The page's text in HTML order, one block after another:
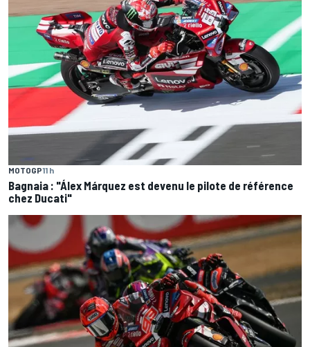
MOTOGP11 h
Bagnaia : "Álex Márquez est devenu le pilote de référence
chez Ducati"